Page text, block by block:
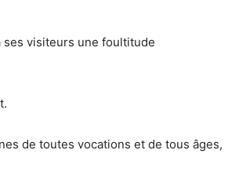
visiteurs une foultitude
de toutes vocations et de tous âges,